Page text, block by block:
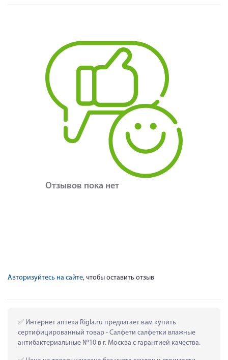
Отзывов пока нет
Авторизуйтесь на сайте, чтобы оставить отзыв
Интернет аптека Rigla.ru предлагает вам купить
сертифицированный товар - Салфети салфетки влажные
антибактериальные №10 в г. Москва с гарантией качества.